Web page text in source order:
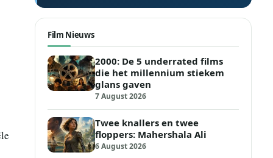
Film Nieuws
2000: De 5 underrated films
die het millennium stiekem
glans gaven
7 August 2026
Twee knallers en twee
floppers: Mahershala Ali
6 August 2026